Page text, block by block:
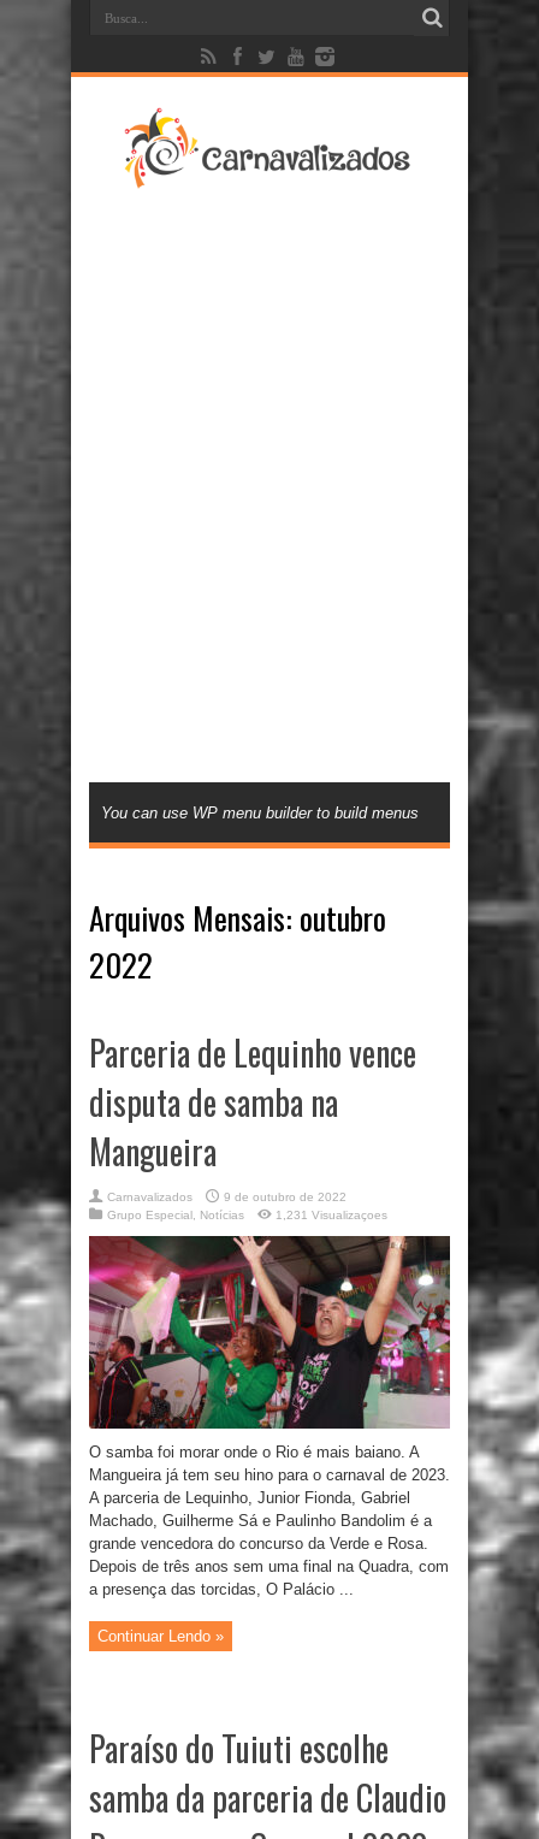
You can use WP menu builder to build menus
Arquivos Mensais: outubro
2022
Parceria de Lequinho vence
disputa de samba na
Mangueira
Carnavalizados
9 de outubro de 2022
Grupo Especial
Notícias 1,231 Visualizaçoes
O samba foi morar onde o Rio é mais baiano. A
Mangueira já tem seu hino para o carnaval de 2023.
A parceria de Lequinho, Junior Fionda, Gabriel
Machado, Guilherme Sá e Paulinho Bandolim é a
grande vencedora do concurso da Verde e Rosa.
Depois de três anos sem uma final na Quadra, com
a presença das torcidas, O Palácio ...
Continuar Lendo »
Paraíso do Tuiuti escolhe
samba da parceria de Claudio